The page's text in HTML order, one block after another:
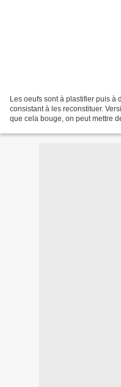
Les oeufs sont à plastifier puis à
consistant à les reconstituer.
que cela bouge, on peut mettre